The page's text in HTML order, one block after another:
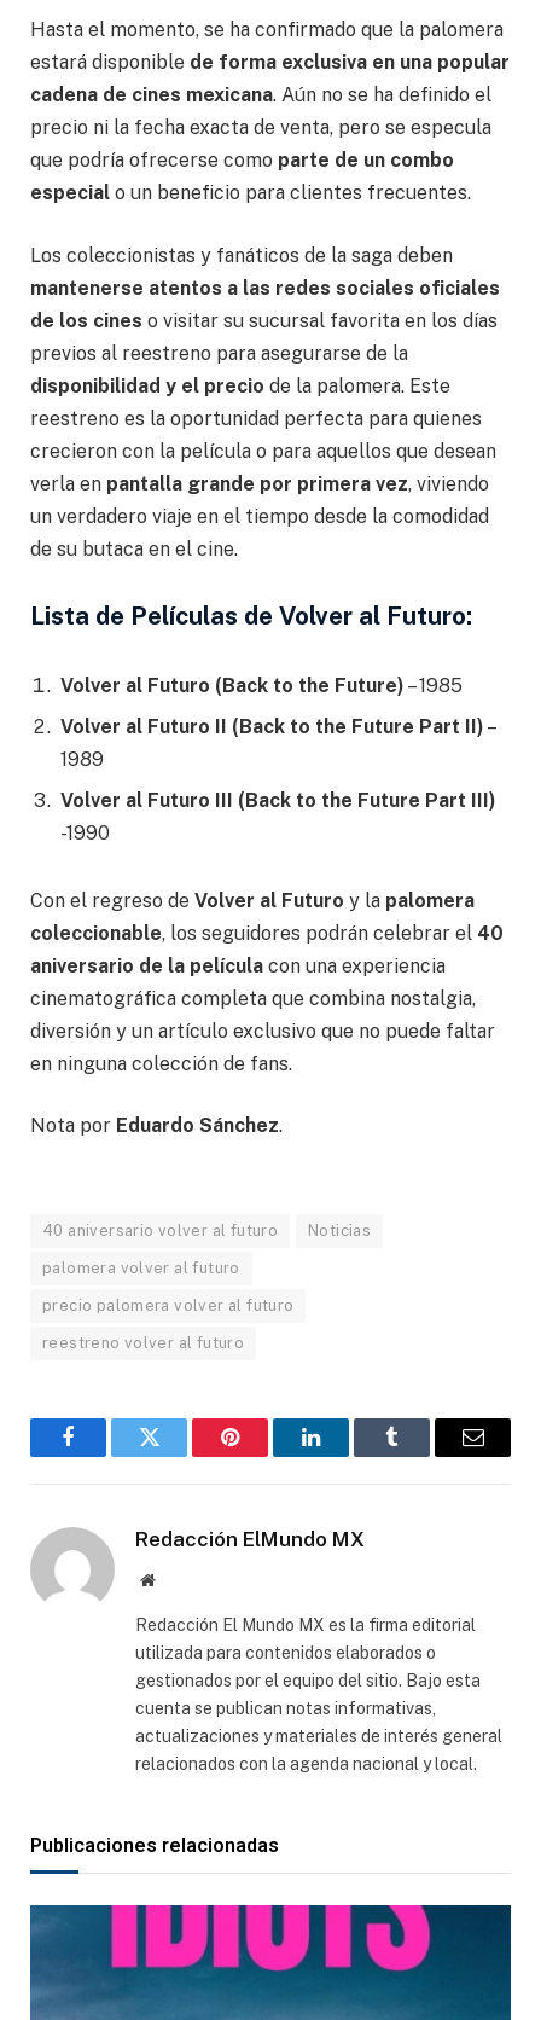
Hasta el momento, se ha confirmado que la palomera
estará disponible de forma exclusiva en una popular
cadena de cines mexicana. Aún no se ha definido el
precio ni la fecha exacta de venta, pero se especula
que podría ofrecerse como parte de un combo
especial o un beneficio para clientes frecuentes.
Los coleccionistas y fanáticos de la saga deben
mantenerse atentos a las redes sociales oficiales
de los cines o visitar su sucursal favorita en los días
previos al reestreno para asegurarse de la
disponibilidad y el precio de la palomera. Este
reestreno es la oportunidad perfecta para quienes
crecieron con la película o para aquellos que desean
verla en pantalla grande por primera vez, viviendo
un verdadero viaje en el tiempo desde la comodidad
de su butaca en el cine.
Lista de Películas de Volver al Futuro:
Volver al Futuro (Back to the Future) – 1985
Volver al Futuro II (Back to the Future Part II) –
1989
Volver al Futuro III (Back to the Future Part III)
-1990
Con el regreso de Volver al Futuro y la palomera
coleccionable, los seguidores podrán celebrar el 40
aniversario de la película con una experiencia
cinematográfica completa que combina nostalgia,
diversión y un artículo exclusivo que no puede faltar
en ninguna colección de fans.
Nota por Eduardo Sánchez.
40 aniversario volver al futuro Noticias
palomera volver al futuro
precio palomera volver al futuro
reestreno volver al futuro
FacebookGorjeo Pinterest LinkedInTumblr
Correo
Redacción ElMundo MX
Sitio
Redacción El Mundo MX es la firma editorial
utilizada para contenidos elaborados o
gestionados por el equipo del sitio. Bajo esta
cuenta se publican notas informativas,
actualizaciones y materiales de interés general
relacionados con la agenda nacional y local.
Publicaciones relacionadas